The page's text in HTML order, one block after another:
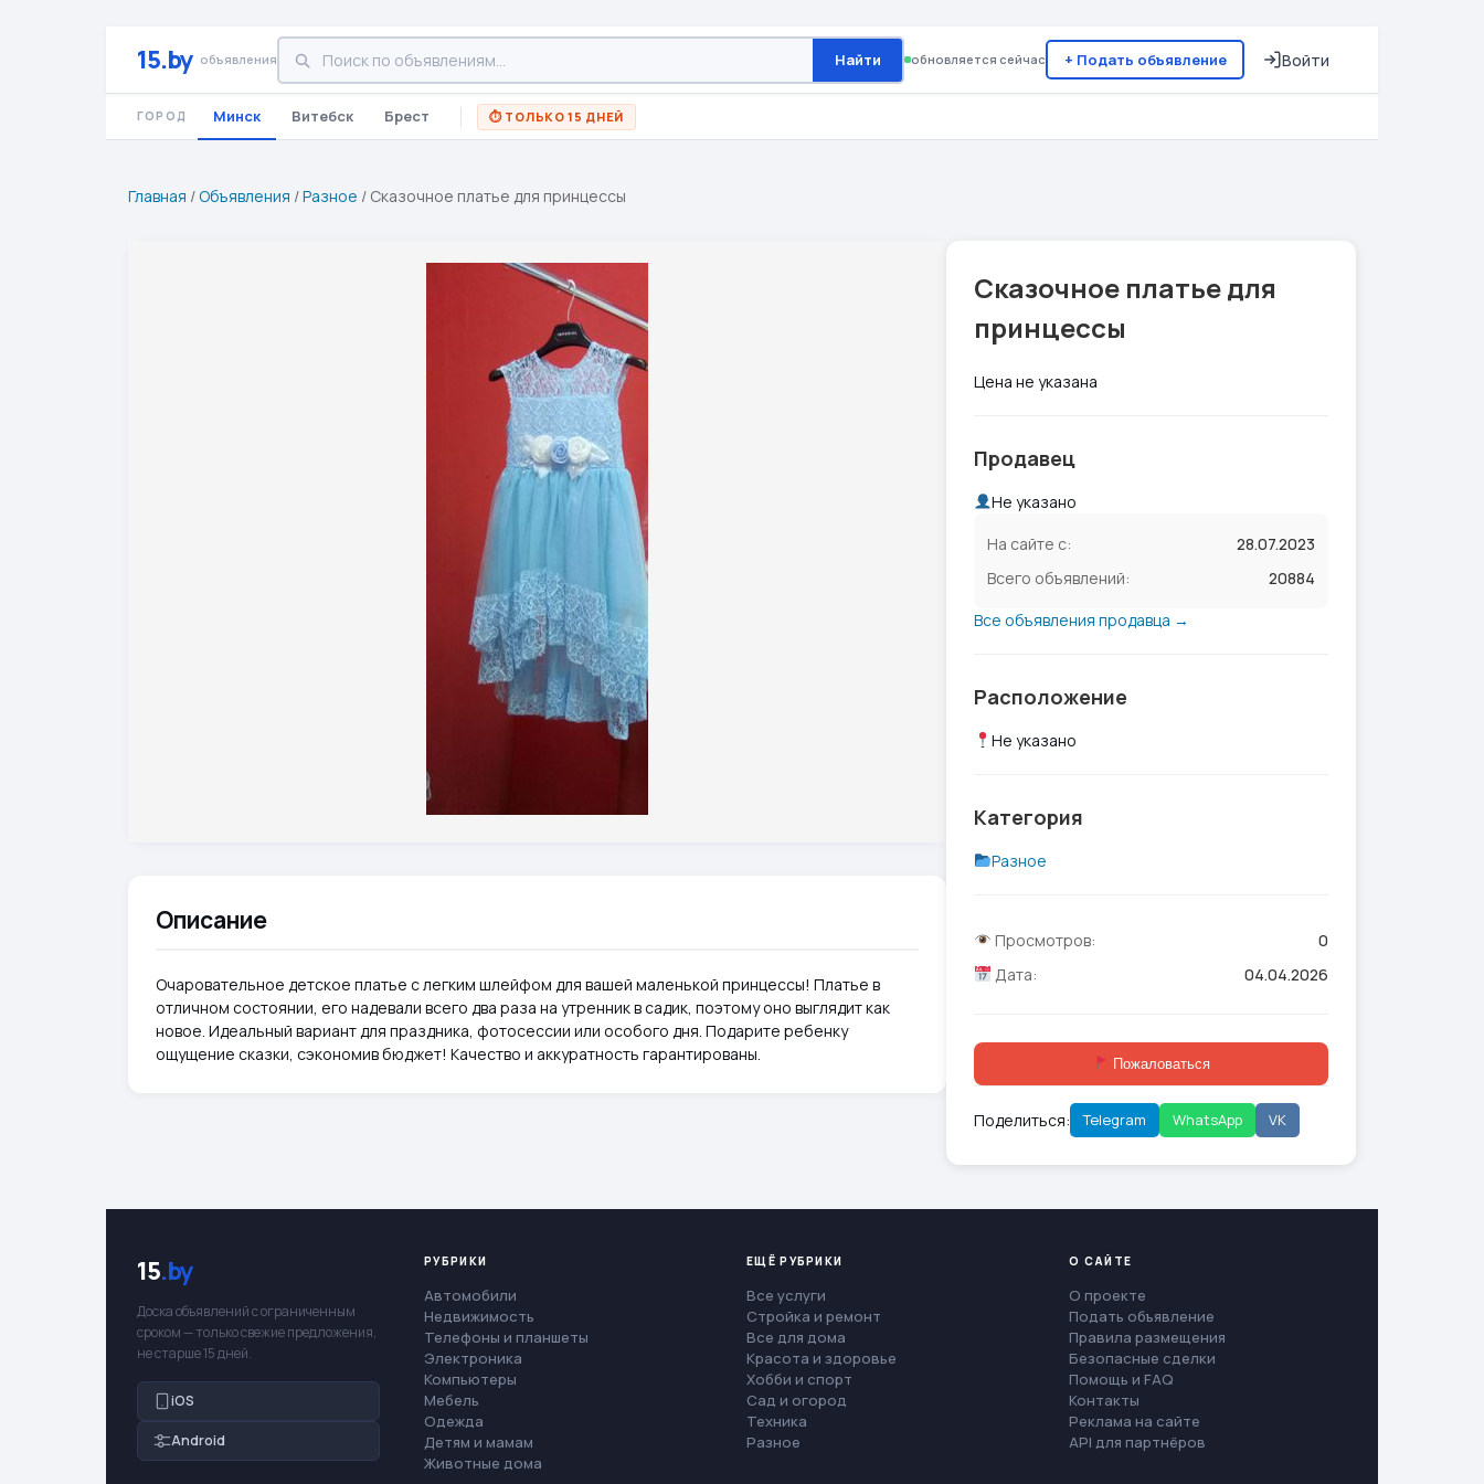
15.by объявления Найти обновляется сейчас + Подать объявление Войти
ГОРОД Минск Витебск Брест ⏱ ТОЛЬКО 15 ДНЕЙ
Главная /Объявления /Разное / Сказочное платье для принцессы
Описание
Очаровательное детское платье с легким шлейфом для вашей маленькой принцессы! Платье в
отличном состоянии, его надевали всего два раза на утренник в садик, поэтому оно выглядит как
новое. Идеальный вариант для праздника, фотосессии или особого дня. Подарите ребенку
ощущение сказки, сэкономив бюджет! Качество и аккуратность гарантированы.
Сказочное платье для
принцессы
Цена не указана
Продавец
Не указано
На сайте с:
28.07.2023
Всего объявлений:
20884
Все объявления продавца →
Расположение
Не указано
Категория
Разное
Просмотров:
0
Дата:
04.04.2026
Пожаловаться
Поделиться: Telegram WhatsApp VK
15.by
Доска объявлений с ограниченным
сроком — только свежие предложения,
не старше 15 дней.
iOS
Android
РУБРИКИ
Автомобили
Недвижимость
Телефоны и планшеты
Электроника
Компьютеры
Мебель
Одежда
Детям и мамам
Животные дома
ЕЩЁ РУБРИКИ
Все услуги
Стройка и ремонт
Все для дома
Красота и здоровье
Хобби и спорт
Сад и огород
Техника
Разное
О САЙТЕ
О проекте
Подать объявление
Правила размещения
Безопасные сделки
Помощь и FAQ
Контакты
Реклама на сайте
API для партнёров